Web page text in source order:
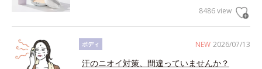
8486 view
NEW 2026/07/13
ボディ
汗のニオイ対策、間違っていませんか？